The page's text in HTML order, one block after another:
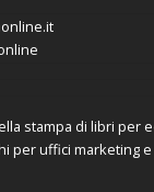
stampa di libri per
per uffici marketing